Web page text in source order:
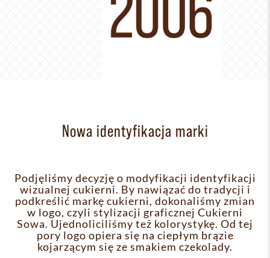
Nowa identyfikacja marki
Podjęliśmy decyzję o modyfikacji identyfikacji
wizualnej cukierni. By nawiązać do tradycji i
podkreślić markę cukierni, dokonaliśmy zmian
w logo, czyli stylizacji graficznej Cukierni
Sowa. Ujednoliciliśmy też kolorystykę. Od tej
pory logo opiera się na ciepłym brązie
kojarzącym się ze smakiem czekolady.